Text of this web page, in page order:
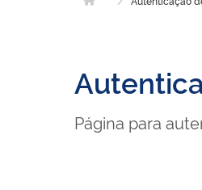
Página inicial
Página para